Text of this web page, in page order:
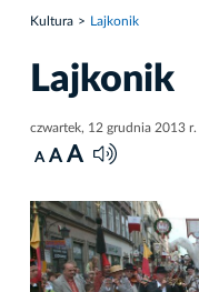
Kultura Lajkonik
Lajkonik
czwartek, 12 grudnia 2013 r.
A A A